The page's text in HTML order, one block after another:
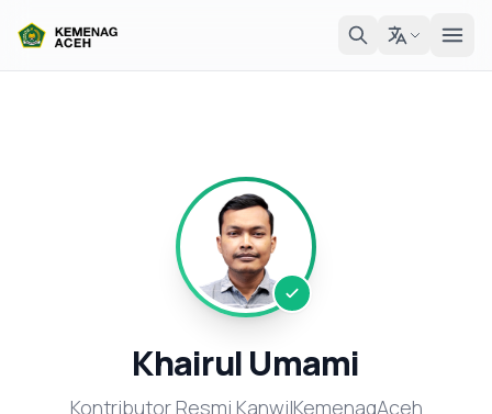
Khairul Umami
Kontributor Resmi KanwilKemenagAceh